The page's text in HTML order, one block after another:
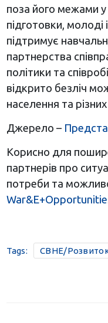
поза його межами у
підготовки,
підтримує
партнерства
політики та
відкрито безліч
населення та різних
Джерело –
Корисно для
партнерів про
потреби та
Tags: CBHE/